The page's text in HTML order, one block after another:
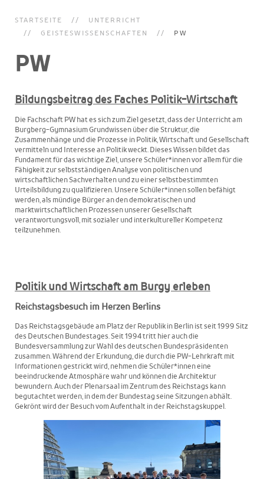
STARTSEITE
UNTERRICHT
GEISTESWISSENSCHAFTEN
PW
PW
Bildungsbeitrag des Faches Politik-Wirtschaft
Die Fachschaft PW hat es sich zum Ziel gesetzt, dass der Unterricht am
Burgberg-Gymnasium Grundwissen über die Struktur, die
Zusammenhänge und die Prozesse in Politik, Wirtschaft und Gesellschaft
vermitteln und Interesse an Politik weckt. Dieses Wissen bildet das
Fundament für das wichtige Ziel, unsere Schüler*innen vor allem für die
Fähigkeit zur selbstständigen Analyse von politischen und
wirtschaftlichen Sachverhalten und zu einer selbstbestimmten
Urteilsbildung zu qualifizieren. Unsere Schüler*innen sollen befähigt
werden, als mündige Bürger an den demokratischen und
marktwirtschaftlichen Prozessen unserer Gesellschaft
verantwortungsvoll, mit sozialer und interkultureller Kompetenz
teilzunehmen.
Politik und Wirtschaft am Burgy erleben
Reichstagsbesuch im Herzen Berlins
Das Reichstagsgebäude am Platz der Republik in Berlin ist seit 1999 Sitz
des Deutschen Bundestages. Seit 1994 tritt hier auch die
Bundesversammlung zur Wahl des deutschen Bundespräsidenten
zusammen. Während der Erkundung, die durch die PW-Lehrkraft mit
Informationen gestrickt wird, nehmen die Schüler*innen eine
beeindruckende Atmosphäre wahr und können die Architektur
bewundern. Auch der Plenarsaal im Zentrum des Reichstags kann
begutachtet werden, in dem der Bundestag seine Sitzungen abhält.
Gekrönt wird der Besuch vom Aufenthalt in der Reichstagskuppel.